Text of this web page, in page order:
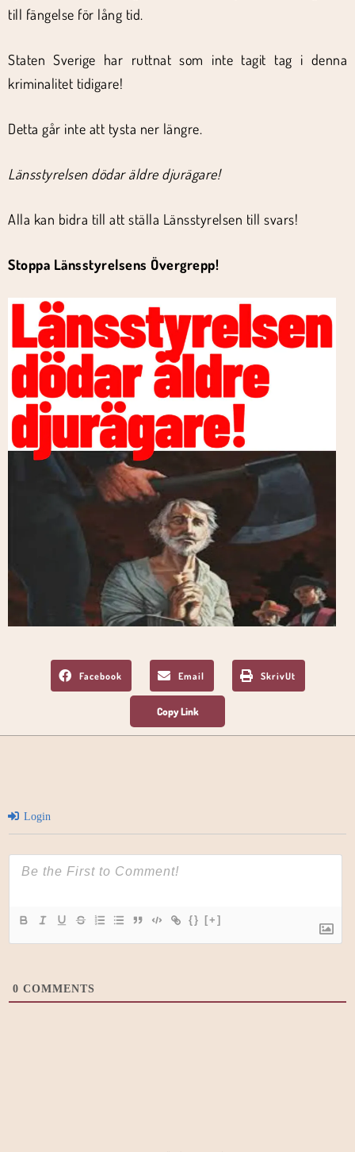
till fängelse för lång tid.
Staten Sverige har ruttnat som inte tagit tag i denna
kriminalitet tidigare!
Detta går inte att tysta ner längre.
Länsstyrelsen dödar äldre djurägare!
Alla kan bidra till att ställa Länsstyrelsen till svars!
Stoppa Länsstyrelsens Övergrepp!
Facebook Email SkrivUt
Login
{} [+]
0 COMMENTS